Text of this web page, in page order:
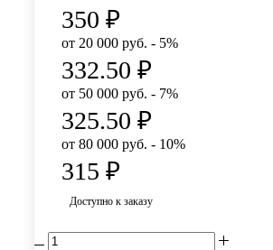
350 ₽
от 20 000 руб. - 5%
332.50 ₽
от 50 000 руб. - 7%
325.50 ₽
от 80 000 руб. - 10%
315 ₽
Доступно к заказу